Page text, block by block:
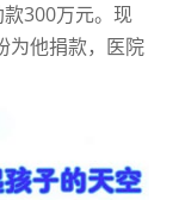
300万元。现
为他捐款，医院